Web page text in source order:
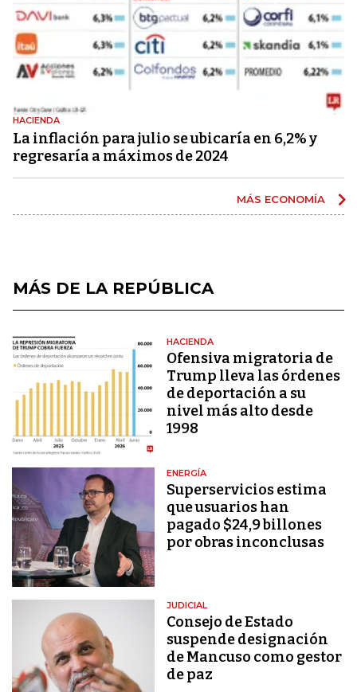
HACIENDA
La inflación para julio se ubicaría en 6,2% y
regresaría a máximos de 2024
MÁS ECONOMÍA
MÁS DE LA REPÚBLICA
HACIENDA
Ofensiva migratoria de
Trump lleva las órdenes
de deportación a su
nivel más alto desde
1998
ENERGÍA
Superservicios estima
que usuarios han
pagado $24,9 billones
por obras inconclusas
JUDICIAL
Consejo de Estado
suspende designación
de Mancuso como gestor
de paz